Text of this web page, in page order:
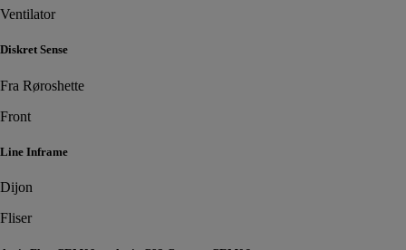
Ventilator
Diskret Sense
Fra Røroshette
Front
Line Inframe
Dijon
Fliser